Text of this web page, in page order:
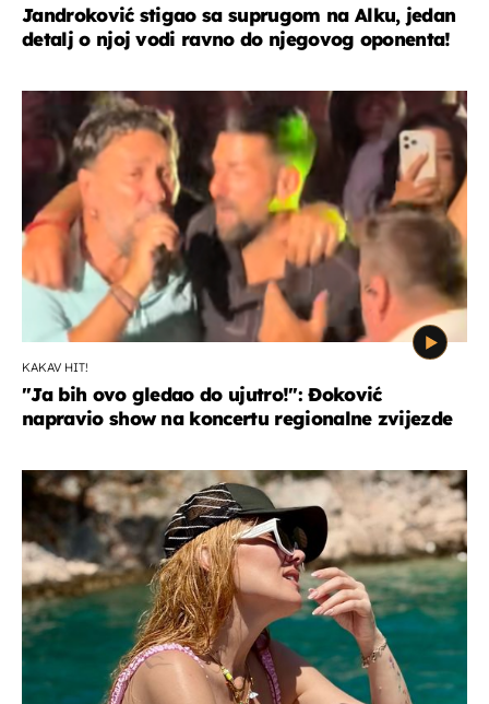
Jandroković stigao sa suprugom na Alku, jedan
detalj o njoj vodi ravno do njegovog oponenta!
KAKAV HIT!
"Ja bih ovo gledao do ujutro!": Đoković
napravio show na koncertu regionalne zvijezde